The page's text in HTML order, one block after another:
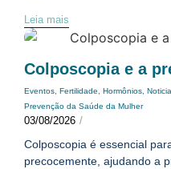
Leia mais
Colposcopia e a
Eventos Fertilidade Hormônios
Prevenção da Saúde da Mulher
03/08/2026 /
Colposcopia é essencial
precocemente, ajudando a